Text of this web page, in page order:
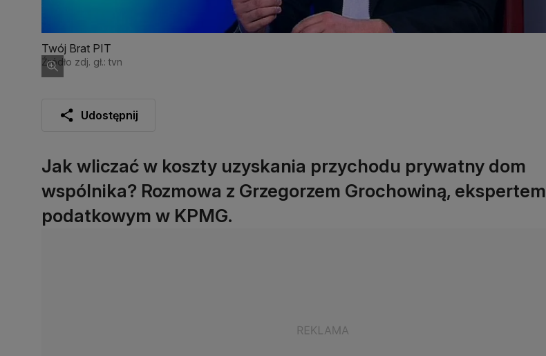
Twój Brat PIT
Źródło zdj. gł.: tvn
Udostępnij
Jak wliczać w koszty uzyskania przychodu prywatny dom
wspólnika? Rozmowa z Grzegorzem Grochowiną, ekspertem
podatkowym w KPMG.